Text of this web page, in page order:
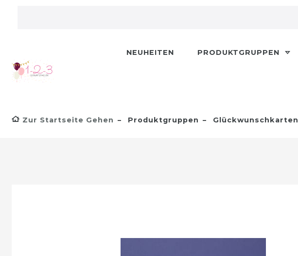
NEUHEITEN PRODUKTGRUPPEN
Zur Startseite Gehen Produktgruppen Glückwunschkarten